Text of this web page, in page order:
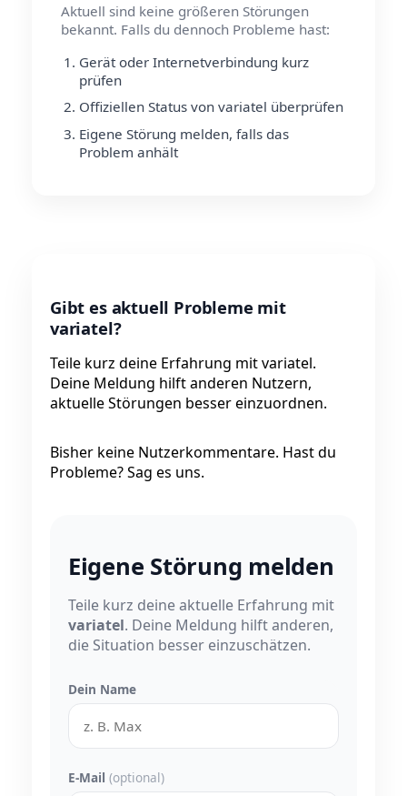
Aktuell sind keine größeren Störungen
bekannt. Falls du dennoch Probleme hast:
Gerät oder Internetverbindung kurz
prüfen
Offiziellen Status von variatel überprüfen
Eigene Störung melden, falls das
Problem anhält
Gibt es aktuell Probleme mit
variatel?
Teile kurz deine Erfahrung mit variatel.
Deine Meldung hilft anderen Nutzern,
aktuelle Störungen besser einzuordnen.
Bisher keine Nutzerkommentare. Hast du
Probleme? Sag es uns.
Eigene Störung melden
Teile kurz deine aktuelle Erfahrung mit
variatel. Deine Meldung hilft anderen,
die Situation besser einzuschätzen.
Dein Name
E-Mail (optional)